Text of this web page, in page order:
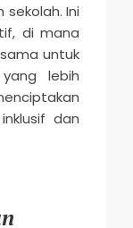
Ini
di mana
untuk
lebih
dan